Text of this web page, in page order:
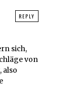
sich,
von
also
REPLY